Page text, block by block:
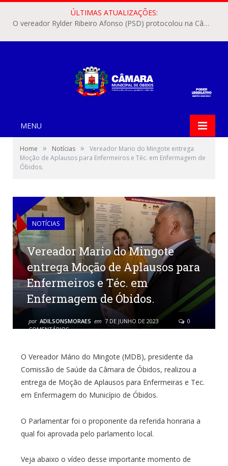
ÚLTIMAS ATUALIZAÇÕES:
O vereador Rylder Ribeiro Afonso (PSD) protocolou na Câmara Municipal de Óbidos o Requerimento nº 346/2026.
MENU
Home » Notícias »
Vereador Mario do Mingote entrega
Moção de Aplausos para Enfermeiros e Téc. em Enfermagem de
Óbidos.
NOTÍCIAS
Vereador Mario do Mingote
entrega Moção de Aplausos para
Enfermeiros e Téc. em
Enfermagem de Óbidos.
por ADILSONSMORAES em 7 DE JUNHO DE 2023
0
COMENTÁRIOS
O Vereador Mário do Mingote (MDB), presidente da
Comissão de Saúde da Câmara de Óbidos, realizou a
entrega de Moção de Aplausos para Enfermeiras e Tec.
em Enfermagem do Município de Óbidos.
O Parlamentar foi o proponente da referida honraria a
qual foi aprovada pelo parlamento local.
Veja abaixo o vídeo desse importante momento de